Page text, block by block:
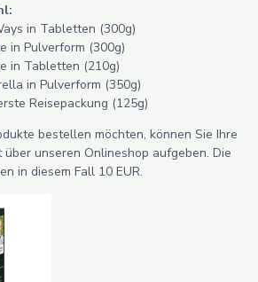
in Tabletten (300g)
in Pulverform (300g)
in Tabletten (210g)
in Pulverform (350g)
Reisepackung (125g)
bestellen möchten, können Sie Ihre
unseren Onlineshop aufgeben. Die
in diesem Fall 10 EUR.